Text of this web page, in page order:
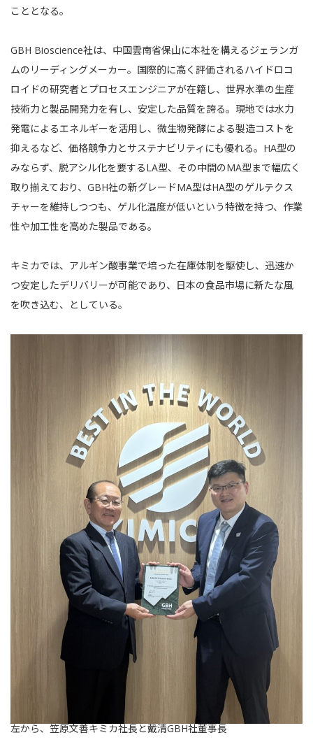
こととなる。
GBH Bioscience社は、中国雲南省保山に本社を構えるジェランガ
ムのリーディングメーカー。国際的に高く評価されるハイドロコ
ロイドの研究者とプロセスエンジニアが在籍し、世界水準の生産
技術力と製品開発力を有し、安定した品質を誇る。現地では水力
発電によるエネルギーを活用し、微生物発酵による製造コストを
抑えるなど、価格競争力とサステナビリティにも優れる。HA型の
みならず、脱アシル化を要するLA型、その中間のMA型まで幅広く
取り揃えており、GBH社の新グレードMA型はHA型のゲルテクス
チャーを維持しつつも、ゲル化温度が低いという特徴を持つ、作業
性や加工性を高めた製品である。
キミカでは、アルギン酸事業で培った在庫体制を駆使し、迅速か
つ安定したデリバリーが可能であり、日本の食品市場に新たな風
を吹き込む、としている。
左から、笠原文善キミカ社長と戴清GBH社董事長